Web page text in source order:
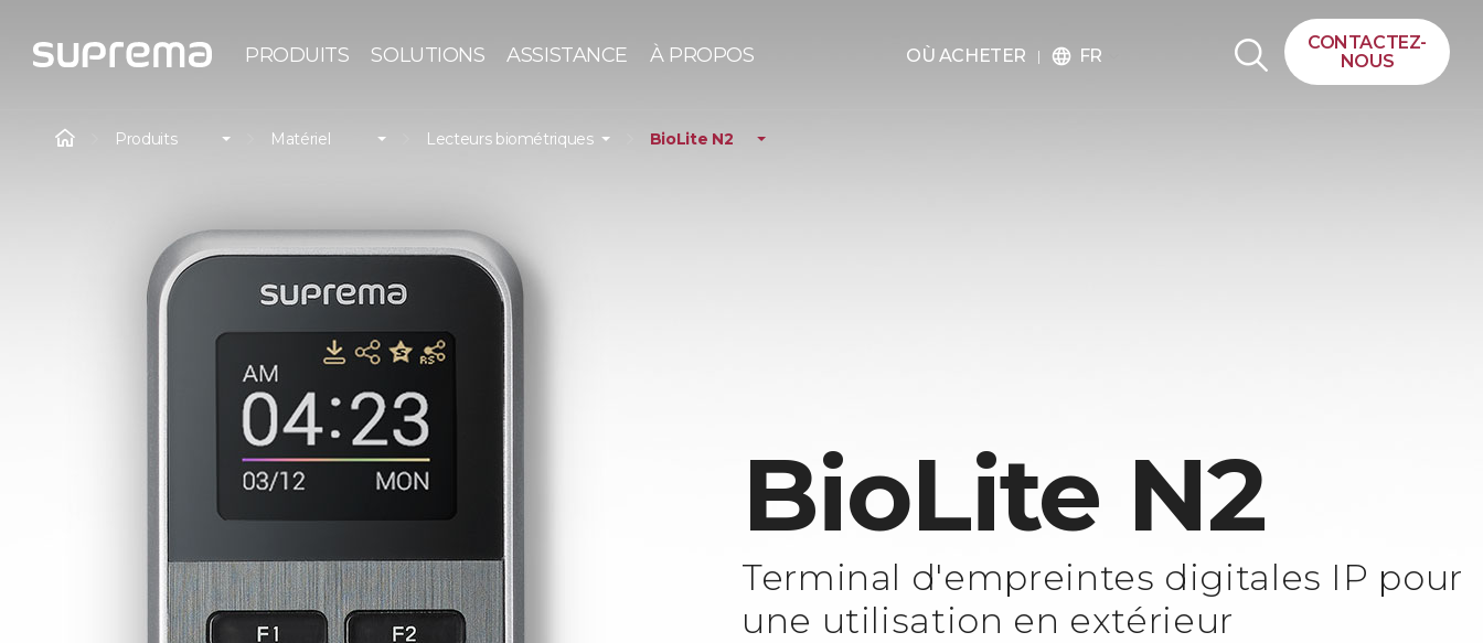
PRODUITS SOLUTIONS ASSISTANCE À PROPOS OÙ ACHETER language FR
CONTACTEZ-
NOUS
BioLite N2
Terminal d'empreintes digitales IP pour
une utilisation en extérieur
Produits Matériel Lecteurs biométriques BioLite N2